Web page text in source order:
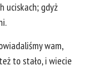
uciskach; gdyż
wam,
to stało, i wiecie